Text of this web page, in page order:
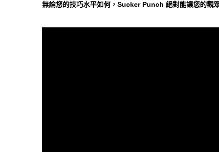
無論您的技巧水平如何，Sucker Punch 絕對能讓您的觀